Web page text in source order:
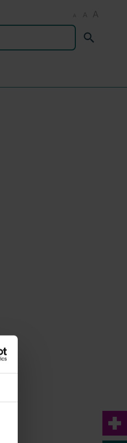
A A A
Suchen